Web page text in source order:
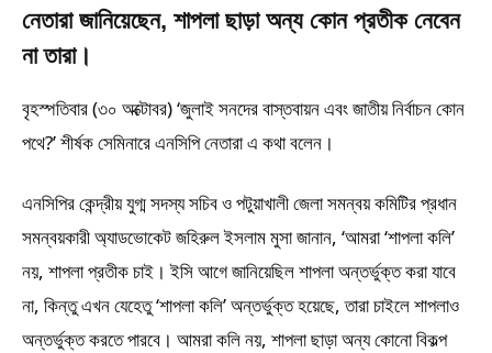
নেতারা জানিয়েছেন, শাপলা ছাড়া অন্য কোন প্রতীক নেবেন
না তারা।
বৃহস্পতিবার (৩০ অক্টোবর) ‘জুলাই সনদের বাস্তবায়ন এবং জাতীয় নির্বাচন কোন
পথে?’ শীর্ষক সেমিনারে এনসিপি নেতারা এ কথা বলেন।
এনসিপির কেন্দ্রীয় যুগ্ম সদস্য সচিব ও পটুয়াখালী জেলা সমন্বয় কমিটির প্রধান
সমন্বয়কারী অ্যাডভোকেট জহিরুল ইসলাম মুসা জানান, ‘আমরা ‘শাপলা কলি’
নয়, শাপলা প্রতীক চাই। ইসি আগে জানিয়েছিল শাপলা অন্তর্ভুক্ত করা যাবে
না, কিন্তু এখন যেহেতু ‘শাপলা কলি’ অন্তর্ভুক্ত হয়েছে, তারা চাইলে শাপলাও
অন্তর্ভুক্ত করতে পারবে। আমরা কলি নয়, শাপলা ছাড়া অন্য কোনো বিকল্প